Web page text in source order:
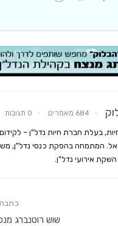
684 מאמרים 0 תגובות
בעלת חברת חיות נדל"ן –
המתמחה בהפקת כנסי נדל"ן,
השקת אירועי נדל"ן.
שוש רוטנברג